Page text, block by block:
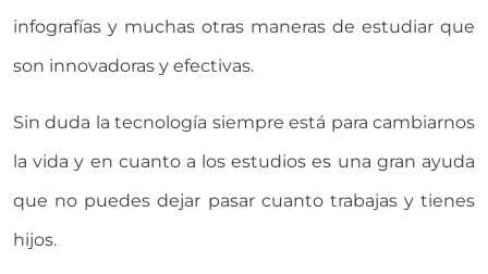
infografías y muchas otras maneras de estudiar que
son innovadoras y efectivas.
Sin duda la tecnología siempre está para cambiarnos
la vida y en cuanto a los estudios es una gran ayuda
que no puedes dejar pasar cuanto trabajas y tienes
hijos.